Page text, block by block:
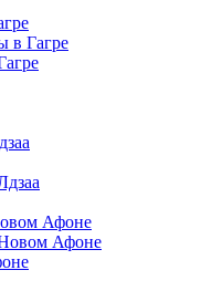
в Гагре
Афоне
Афоне